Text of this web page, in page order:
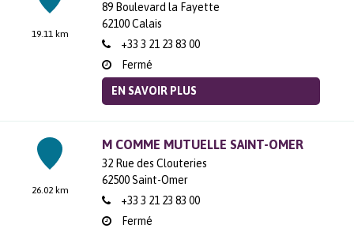
19.11 km
89 Boulevard la Fayette
62100Calais
+33 3 21 23 83 00
Fermé
EN SAVOIR PLUS
26.02 km
M COMME MUTUELLE SAINT-OMER
32 Rue des Clouteries
62500Saint-Omer
+33 3 21 23 83 00
Fermé